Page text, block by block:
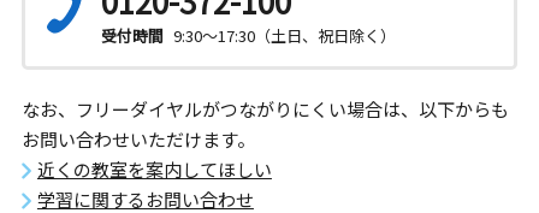
受付時間 9:30～17:30（土日、祝日除く）
なお、フリーダイヤルがつながりにくい場合は、以下からも
お問い合わせいただけます。
近くの教室を案内してほしい
学習に関するお問い合わせ